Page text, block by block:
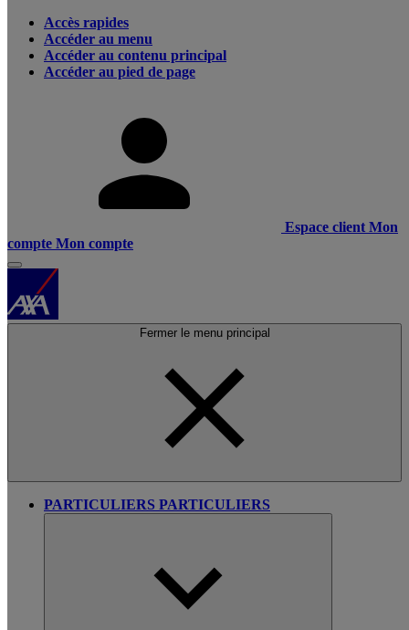
Accès rapides
Accéder au menu
Accéder au contenu principal
Accéder au pied de page
Espace client Mon
compte Mon compte
Fermer le menu principal
PARTICULIERS PARTICULIERS